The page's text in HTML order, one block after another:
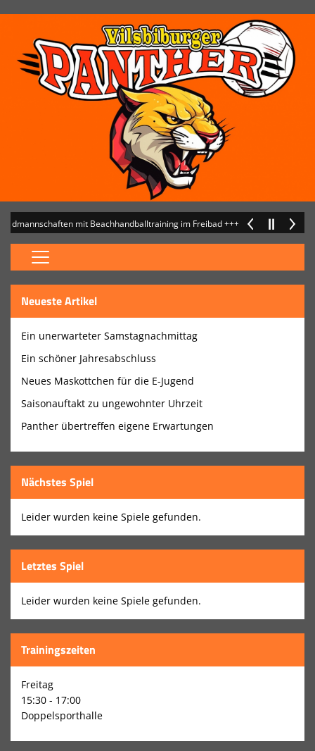
mit Beachhandballtraining im Freibad +++ +++ 17.06.2026:
Home
Kontaktformular
Männliche Jugend
Weibliche Jugend
Schiedsrichter
Trainingszeiten
Heimspielplan
Spielplan
Über uns
Internationaler Panthercup
Funktionäre
Förderverein
Neueste Artikel
Ein unerwarteter Samstagnachmittag
Ein schöner Jahresabschluss
Neues Maskottchen für die E-Jugend
Saisonauftakt zu ungewohnter Uhrzeit
Panther übertreffen eigene Erwartungen
Nächstes Spiel
Leider wurden keine Spiele gefunden.
Letztes Spiel
Leider wurden keine Spiele gefunden.
Trainingszeiten
Freitag
15:30 - 17:00
Doppelsporthalle